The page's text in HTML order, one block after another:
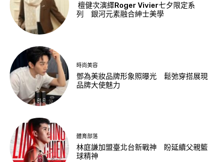
檀健次演繹Roger Vivier七夕限定系
列 銀河元素融合紳士美學
時尚美容
鄧為美妝品牌形象照曝光 鬆弛穿搭展現
品牌大使魅力
體育部落
林庭謙加盟臺北台新戰神 盼延續父親籃
球精神